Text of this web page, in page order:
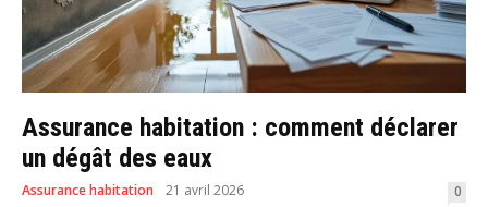
Assurance habitation : comment déclarer
un dégât des eaux
Assurance habitation 21 avril 2026 0